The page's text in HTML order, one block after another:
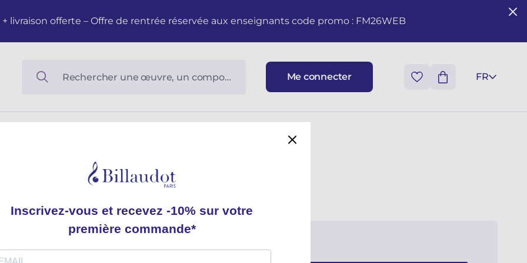
livraison offerte – Offre de rentrée réservée aux enseignants code promo : FM26WEB
Me connecter FR
Livietta e tracollo